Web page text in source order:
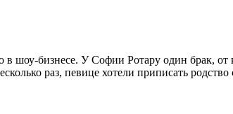
шоу-бизнесе. У Софии Ротару один брак, от
раз, певице хотели приписать